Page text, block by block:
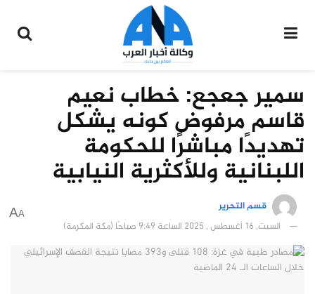
سمير جعجع: خطاب نعيم
قاسم مرفوض كونه يشكل
تهديدًا مباشرًا للحكومة
اللبنانية وللأكثرية النيابية
قسم التحرير
السبت, 16 أغسطس , 2025 الساعة 9:49 صباحًا (مكة المكرمة)
A
A